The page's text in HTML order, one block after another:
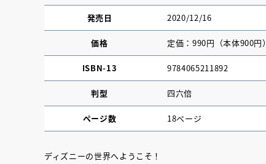
発売日 2020/12/16
価格 定価：990円（本体900円）
ISBN-13 9784065211892
判型 四六倍
ページ数 18ページ
ディズニーの世界へようこそ！